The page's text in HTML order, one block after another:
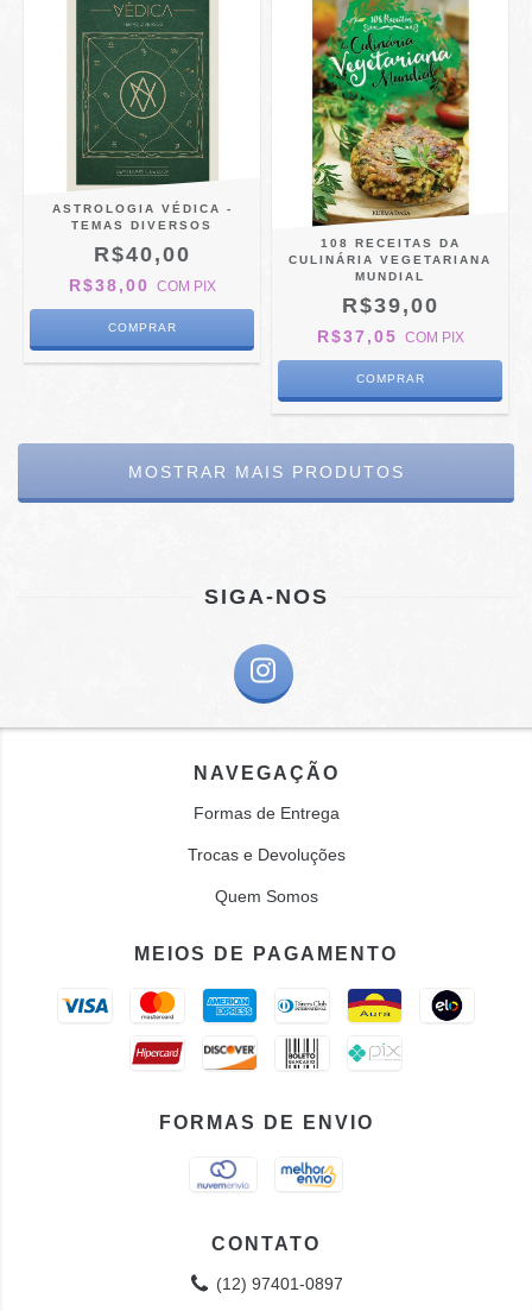
ASTROLOGIA VÉDICA -
TEMAS DIVERSOS
R$40,00
R$38,00 COM PIX
108 RECEITAS DA
CULINÁRIA VEGETARIANA
MUNDIAL
R$39,00
R$37,05 COM PIX
MOSTRAR MAIS PRODUTOS
SIGA-NOS
NAVEGAÇÃO
Formas de Entrega
Trocas e Devoluções
Quem Somos
MEIOS DE PAGAMENTO
FORMAS DE ENVIO
CONTATO
(12) 97401-0897